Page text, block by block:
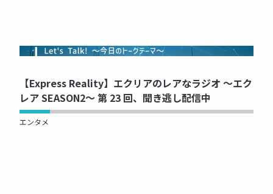
NOW PRINTING...
【Express Reality】エクリアのレアなラジオ ～エク
レア SEASON2～ 第 23 回、聞き逃し配信中
エンタメ